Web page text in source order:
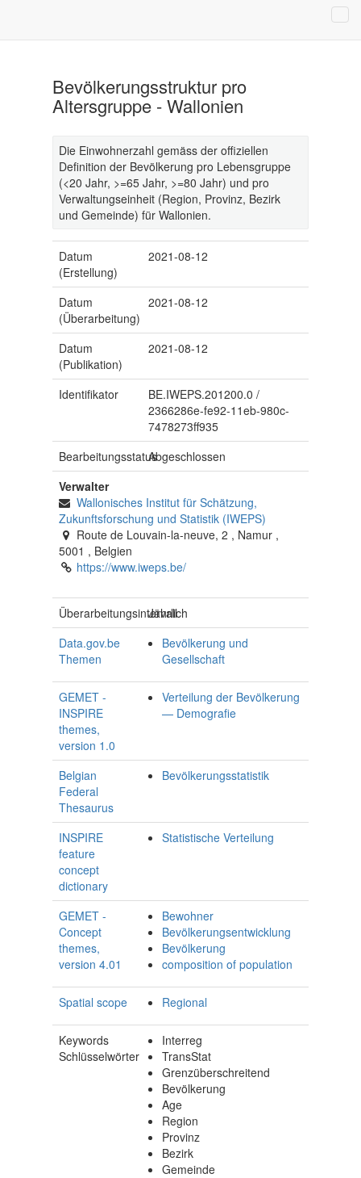
Bevölkerungsstruktur pro
Altersgruppe - Wallonien
Die Einwohnerzahl gemäss der offiziellen
Definition der Bevölkerung pro Lebensgruppe
(<20 Jahr, >=65 Jahr, >=80 Jahr) und pro
Verwaltungseinheit (Region, Provinz, Bezirk
und Gemeinde) für Wallonien.
Datum
(Erstellung)
2021-08-12
Datum
(Überarbeitung)
2021-08-12
Datum
(Publikation)
2021-08-12
Identifikator BE.IWEPS.201200.0/
2366286e-fe92-11eb-980c-
7478273ff935
BearbeitungsstatusAbgeschlossen
Verwalter
Wallonisches Institut für Schätzung,
Zukunftsforschung und Statistik (IWEPS)
Route de Louvain-la-neuve, 2 , Namur ,
5001 , Belgien
https://www.iweps.be/
Überarbeitungsintervall
Jährlich
Data.gov.be
Themen
Bevölkerung und
Gesellschaft
GEMET -
INSPIRE
themes,
version 1.0
Verteilung der Bevölkerung
— Demografie
Belgian
Federal
Thesaurus
Bevölkerungsstatistik
INSPIRE
feature
concept
dictionary
Statistische Verteilung
GEMET -
Concept
themes,
version 4.01
Bewohner
Bevölkerungsentwicklung
Bevölkerung
composition of population
Spatial scope Regional
Keywords
Schlüsselwörter
Interreg
TransStat
Grenzüberschreitend
Bevölkerung
Age
Region
Provinz
Bezirk
Gemeinde